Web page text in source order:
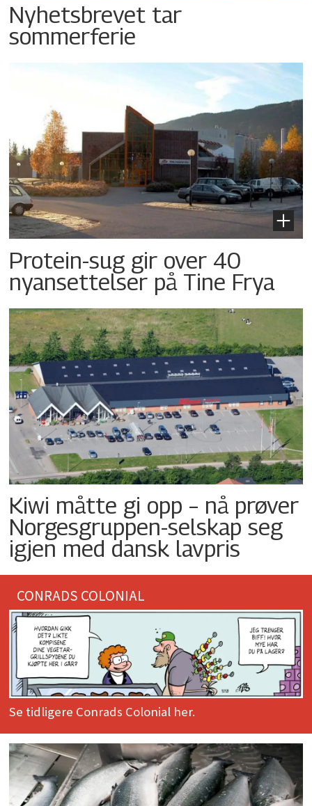
Nyhetsbrevet tar
sommerferie
Protein-sug gir over 40
nyansettelser på Tine Frya
Kiwi måtte gi opp – nå prøver
Norgesgruppen-selskap seg
igjen med dansk lavpris
CONRADS COLONIAL
Se tidligere Conrads Colonial her.